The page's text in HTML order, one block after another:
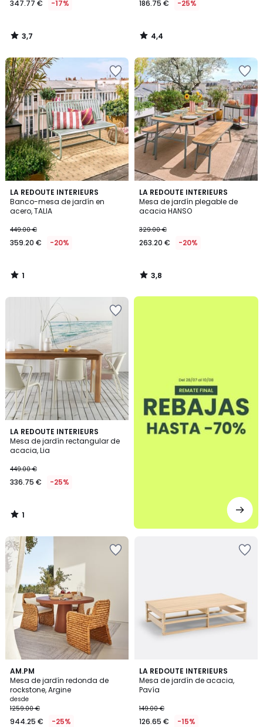
en
de
419.00
17%
descuento
aplicado.
347.77 € -17%
3,7
/
186.75 € -25%
4,4
/
LA REDOUTE INTERIEURS
Banco-mesa de jardín en
acero, TALIA
449.00 €
359.20 € -20%
1
/
5
1
/
LA REDOUTE INTERIEURS
Mesa de jardín plegable de
acacia HANSO
329.00 €
263.20 € -20%
3,8
/ 5
3,8
/
LA REDOUTE INTERIEURS
Mesa de jardín rectangular de
acacia, Lia
449.00 €
336.75 € -25%
1
/
5
1
/
.
AM.PM
Mesa de jardín redonda de
rockstone, Argine
desde
1259.00 €
944.25 € -25%
3,5
/ 5
3
Colores
LA REDOUTE INTERIEURS
Mesa de jardín de acacia,
Pavía
149.00 €
126.65 € -15%
1
/
5